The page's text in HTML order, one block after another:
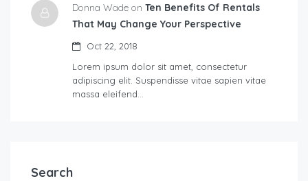
Donna Wade on Ten Benefits Of Rentals
That May Change Your Perspective
Oct 22, 2018
Lorem ipsum dolor sit amet, consectetur
adipiscing elit. Suspendisse vitae sapien vitae
massa eleifend…
Search